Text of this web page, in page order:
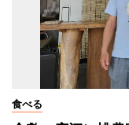
食べる